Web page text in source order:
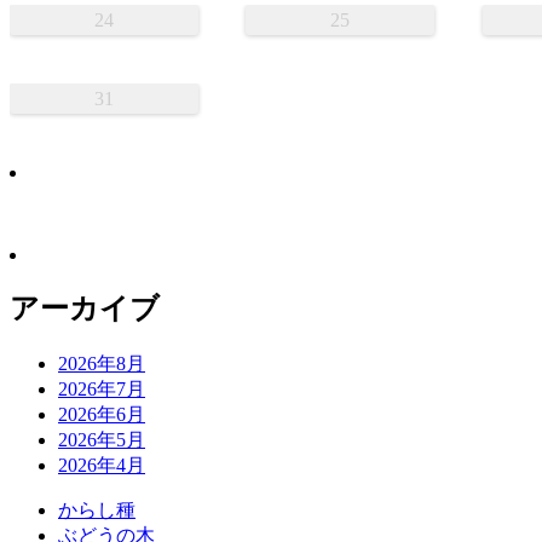
24 25
31
アーカイブ
2026年8月
2026年7月
2026年6月
2026年5月
2026年4月
から し種
ぶどう の木